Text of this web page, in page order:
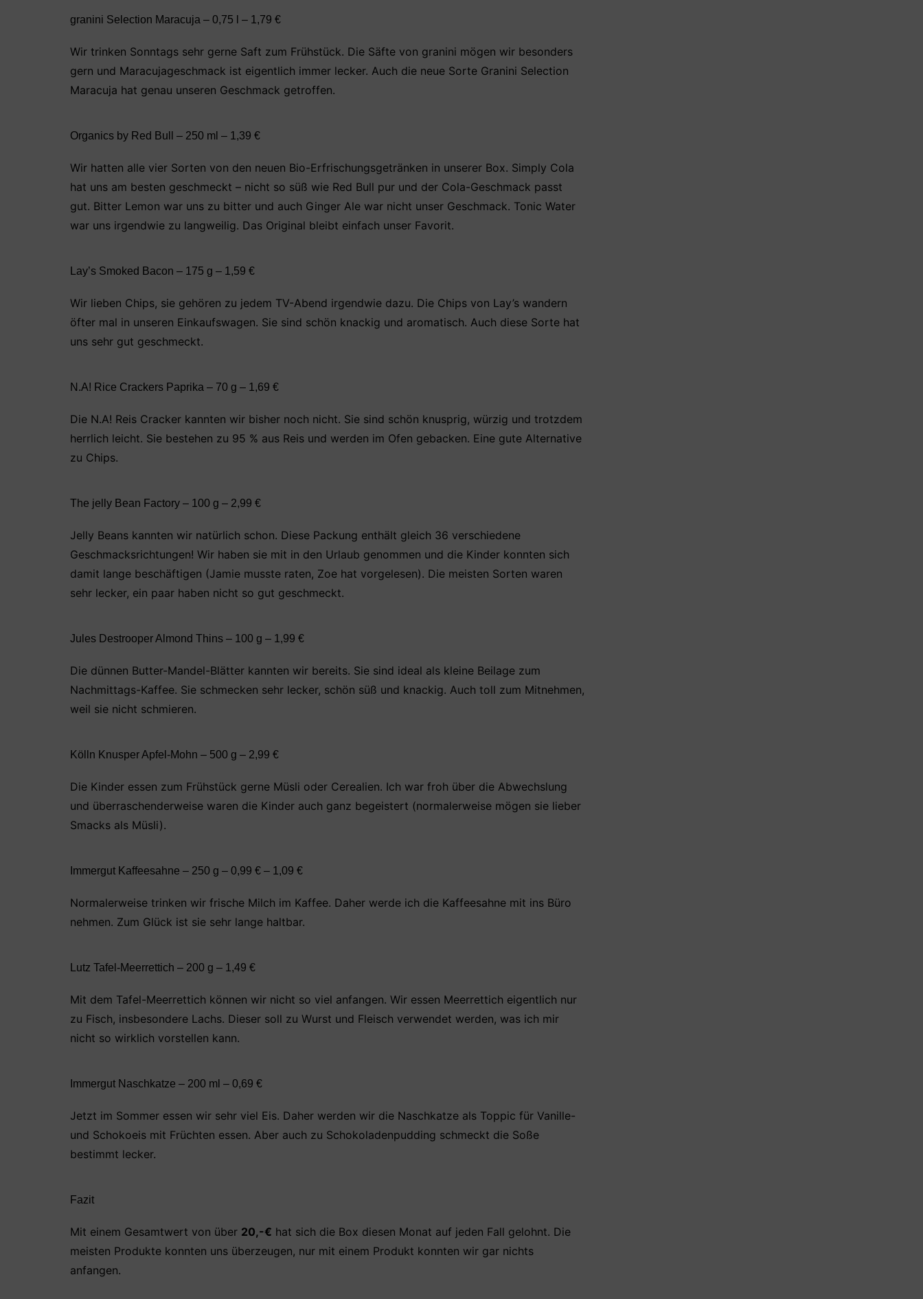
granini Selection Maracuja – 0,75 l – 1,79 €
Wir trinken Sonntags sehr gerne Saft zum Frühstück. Die Säfte von granini mögen wir besonders
gern und Maracujageschmack ist eigentlich immer lecker. Auch die neue Sorte Granini Selection
Maracuja hat genau unseren Geschmack getroffen.
Organics by Red Bull – 250 ml – 1,39 €
Wir hatten alle vier Sorten von den neuen Bio-Erfrischungsgetränken in unserer Box. Simply Cola
hat uns am besten geschmeckt – nicht so süß wie Red Bull pur und der Cola-Geschmack passt
gut. Bitter Lemon war uns zu bitter und auch Ginger Ale war nicht unser Geschmack. Tonic Water
war uns irgendwie zu langweilig. Das Original bleibt einfach unser Favorit.
Lay’s Smoked Bacon – 175 g – 1,59 €
Wir lieben Chips, sie gehören zu jedem TV-Abend irgendwie dazu. Die Chips von Lay’s wandern
öfter mal in unseren Einkaufswagen. Sie sind schön knackig und aromatisch. Auch diese Sorte hat
uns sehr gut geschmeckt.
N.A! Rice Crackers Paprika – 70 g – 1,69 €
Die N.A! Reis Cracker kannten wir bisher noch nicht. Sie sind schön knusprig, würzig und trotzdem
herrlich leicht. Sie bestehen zu 95 % aus Reis und werden im Ofen gebacken. Eine gute Alternative
zu Chips.
The jelly Bean Factory – 100 g – 2,99 €
Jelly Beans kannten wir natürlich schon. Diese Packung enthält gleich 36 verschiedene
Geschmacksrichtungen! Wir haben sie mit in den Urlaub genommen und die Kinder konnten sich
damit lange beschäftigen (Jamie musste raten, Zoe hat vorgelesen). Die meisten Sorten waren
sehr lecker, ein paar haben nicht so gut geschmeckt.
Jules Destrooper Almond Thins – 100 g – 1,99 €
Die dünnen Butter-Mandel-Blätter kannten wir bereits. Sie sind ideal als kleine Beilage zum
Nachmittags-Kaffee. Sie schmecken sehr lecker, schön süß und knackig. Auch toll zum Mitnehmen,
weil sie nicht schmieren.
Kölln Knusper Apfel-Mohn – 500 g – 2,99 €
Die Kinder essen zum Frühstück gerne Müsli oder Cerealien. Ich war froh über die Abwechslung
und überraschenderweise waren die Kinder auch ganz begeistert (normalerweise mögen sie lieber
Smacks als Müsli).
Immergut Kaffeesahne – 250 g – 0,99 € – 1,09 €
Normalerweise trinken wir frische Milch im Kaffee. Daher werde ich die Kaffeesahne mit ins Büro
nehmen. Zum Glück ist sie sehr lange haltbar.
Lutz Tafel-Meerrettich – 200 g – 1,49 €
Mit dem Tafel-Meerrettich können wir nicht so viel anfangen. Wir essen Meerrettich eigentlich nur
zu Fisch, insbesondere Lachs. Dieser soll zu Wurst und Fleisch verwendet werden, was ich mir
nicht so wirklich vorstellen kann.
Immergut Naschkatze – 200 ml – 0,69 €
Jetzt im Sommer essen wir sehr viel Eis. Daher werden wir die Naschkatze als Toppic für Vanille-
und Schokoeis mit Früchten essen. Aber auch zu Schokoladenpudding schmeckt die Soße
bestimmt lecker.
Fazit
Mit einem Gesamtwert von über 20,-€ hat sich die Box diesen Monat auf jeden Fall gelohnt. Die
meisten Produkte konnten uns überzeugen, nur mit einem Produkt konnten wir gar nichts
anfangen.